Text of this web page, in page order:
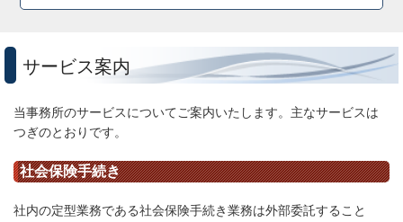
サービス案内
当事務所のサービスについてご案内いたします。 主なサービスは
つぎのとおりです。
社会保険手続き
社内の定型業務である社会保険手続き業務は外部委託すること